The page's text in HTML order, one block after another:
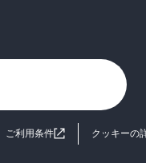
ご利用条件 クッキーの